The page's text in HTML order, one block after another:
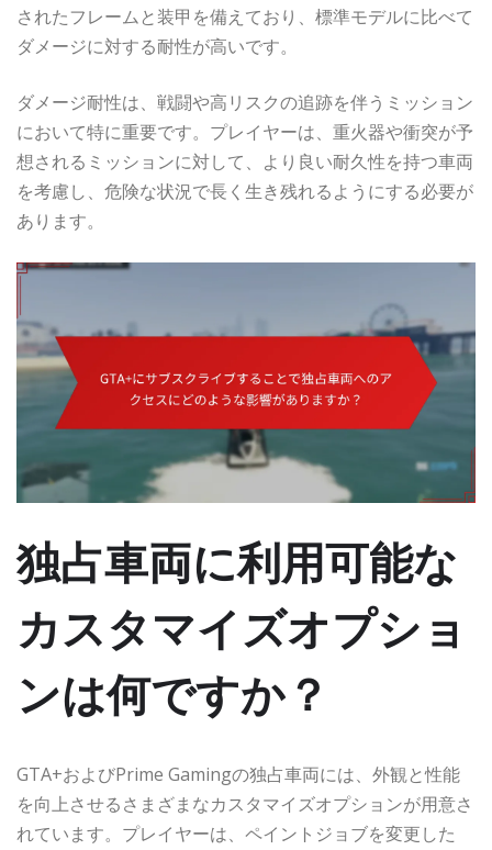
されたフレームと装甲を備えており、標準モデルに比べて
ダメージに対する耐性が高いです。
ダメージ耐性は、戦闘や高リスクの追跡を伴うミッション
において特に重要です。プレイヤーは、重火器や衝突が予
想されるミッションに対して、より良い耐久性を持つ車両
を考慮し、危険な状況で長く生き残れるようにする必要が
あります。
独占車両に利用可能な
カスタマイズオプショ
ンは何ですか？
GTA+およびPrime Gamingの独占車両には、外観と性能
を向上させるさまざまなカスタマイズオプションが用意さ
れています。プレイヤーは、ペイントジョブを変更した